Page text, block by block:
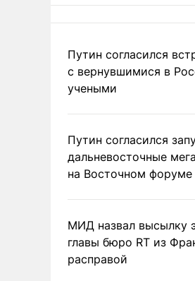
Путин согласился
с вернувшимися в
учеными
Путин согласился
дальневосточные
на Восточном форуме
МИД назвал высылку
главы бюро RT из
расправой